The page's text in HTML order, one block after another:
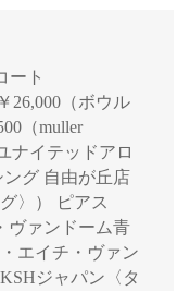
ート
26,000（ボウル
（muller
ナイテッドアロ
グ 自由が丘店
〉） ピアス
ヴァンドーム青
エイチ・ヴァン
ジャパン〈タ